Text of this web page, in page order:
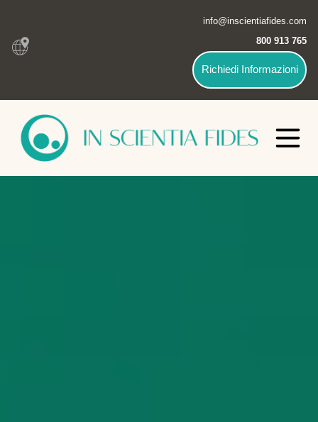
info@inscientiafides.com
800 913 765
Richiedi Informazioni